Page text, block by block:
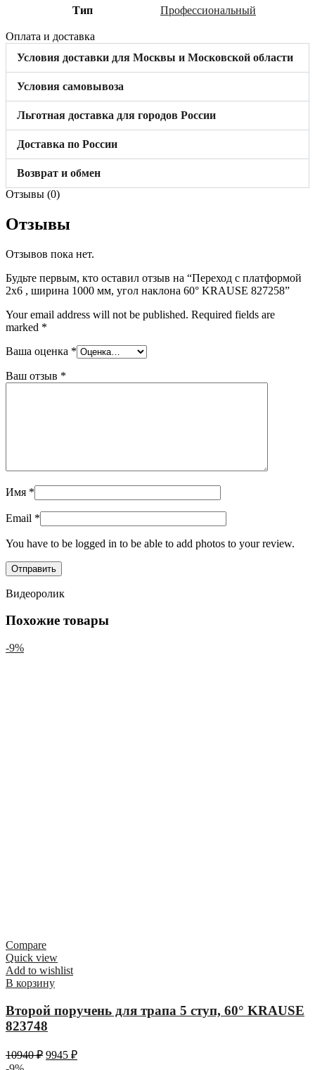
Тип Профессиональный
Оплата и доставка
Условия доставки для Москвы и Московской области
Условия самовывоза
Льготная доставка для городов России
Доставка по России
Возврат и обмен
Отзывы (0)
Отзывы
Отзывов пока нет.
Будьте первым, кто оставил отзыв на “Переход с платформой
2х6 , ширина 1000 мм, угол наклона 60° KRAUSE 827258”
Your email address will not be published. Required fields are
marked *
Ваша оценка *
Ваш отзыв *
Имя *
Email *
You have to be logged in to be able to add photos to your review.
Видеоролик
Похожие товары
-9%
Compare
Quick view
Add to wishlist
В корзину
Второй поручень для трапа 5 ступ, 60° KRAUSE
823748
10940₽ 9945 ₽